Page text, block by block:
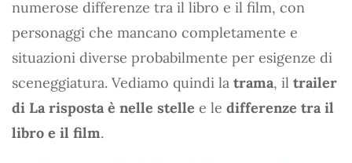
numerose differenze tra il libro e il film, con
personaggi che mancano completamente e
situazioni diverse probabilmente per esigenze di
sceneggiatura. Vediamo quindi la trama, il trailer
di La risposta è nelle stelle e le differenze tra il
libro e il film.